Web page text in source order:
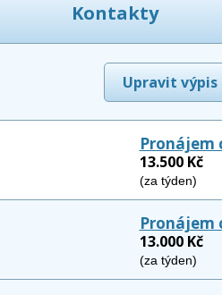
Kontakty
Upravit výpis
Pronájem
13.500 Kč
(za týden)
Pronájem
13.000 Kč
(za týden)